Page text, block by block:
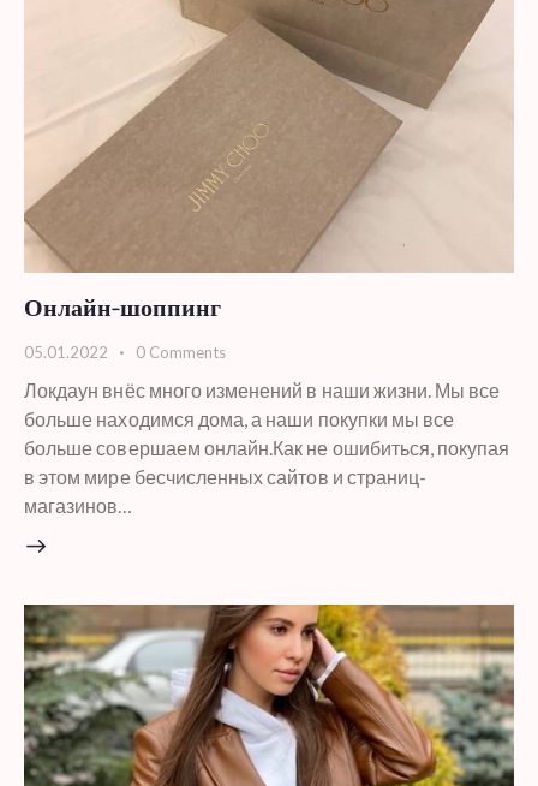
Онлайн-шоппинг
05.01.2022 0 Comments
Локдаун внёс много изменений в наши жизни. Мы все
больше находимся дома, а наши покупки мы все
больше совершаем онлайн.Как не ошибиться, покупая
в этом мире бесчисленных сайтов и страниц-
магазинов…